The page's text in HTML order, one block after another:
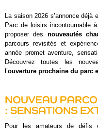
La saison 2026 s’annonce déjà
Parc de loisirs incontournable
proposer des nouveautés
parcours revisités et
année promet aventure,
Découvrez toutes les
l’ouverture prochaine du parc
NOUVEAU
: SENSATIONS
Pour les amateurs de